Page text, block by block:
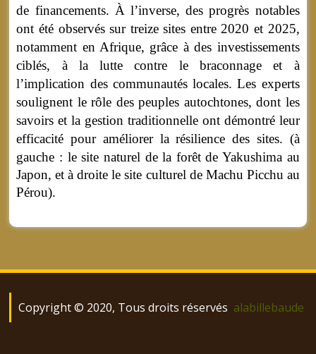
de financements. À l’inverse, des progrès notables
ont été observés sur treize sites entre 2020 et 2025,
notamment en Afrique, grâce à des investissements
ciblés, à la lutte contre le braconnage et à
l’implication des communautés locales. Les experts
soulignent le rôle des peuples autochtones, dont les
savoirs et la gestion traditionnelle ont démontré leur
efficacité pour améliorer la résilience des sites. (à
gauche : le site naturel de la forêt de Yakushima au
Japon, et à droite le site culturel de Machu Picchu au
Pérou).
Copyright © 2020, Tous droits réservés alabillebaude